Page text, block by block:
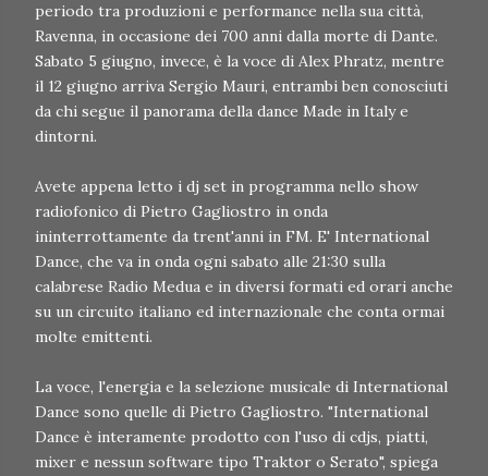
periodo tra produzioni e performance nella sua città,
Ravenna, in occasione dei 700 anni dalla morte di Dante.
Sabato 5 giugno, invece, è la voce di Alex Phratz, mentre
il 12 giugno arriva Sergio Mauri, entrambi ben conosciuti
da chi segue il panorama della dance Made in Italy e
dintorni.
Avete appena letto i dj set in programma nello show
radiofonico di Pietro Gagliostro in onda
ininterrottamente da trent'anni in FM. E' International
Dance, che va in onda ogni sabato alle 21:30 sulla
calabrese Radio Medua e in diversi formati ed orari anche
su un circuito italiano ed internazionale che conta ormai
molte emittenti.
La voce, l'energia e la selezione musicale di International
Dance sono quelle di Pietro Gagliostro. "International
Dance è interamente prodotto con l'uso di cdjs, piatti,
mixer e nessun software tipo Traktor o Serato", spiega